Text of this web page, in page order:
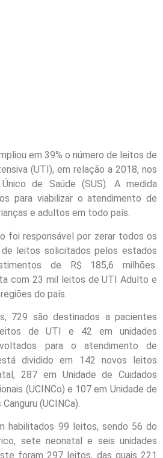
em 39% o número de leitos de
(UTI), em relação a 2018, nos
de Saúde (SUS). A medida
para viabilizar o atendimento de
e adultos em todo país.
foi responsável por zerar todos os
leitos solicitados pelos estados
de R$ 185,6 milhões.
com 23 mil leitos de UTI Adulto e
do país.
729 são destinados a pacientes
de UTI e 42 em unidades
para o atendimento de
dividido em 142 novos leitos
287 em Unidade de Cuidados
(UCINCo) e 107 em Unidade de
(UCINCa).
habilitados 99 leitos, sendo 56 do
sete neonatal e seis unidades
foram 297 leitos, das quais 221